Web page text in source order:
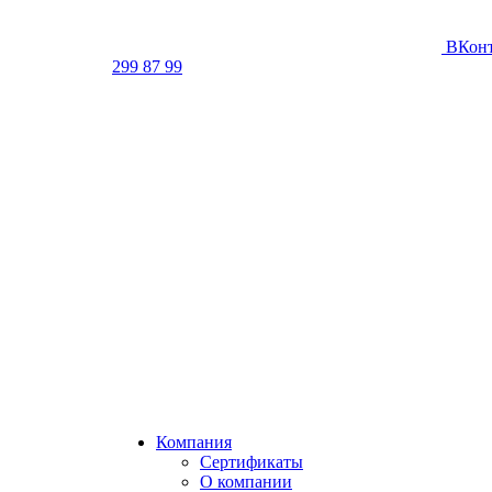
299 87 99
Компания
Сертификаты
О компании